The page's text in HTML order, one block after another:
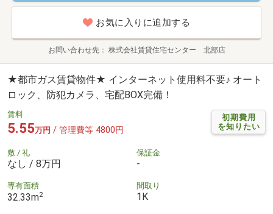
お気に入りに追加する
お問い合わせ先 株式会社賃貸住宅センター 北部店
★都市ガス賃貸物件★ インターネット使用料不要♪ オート
ロック、防犯カメラ、宅配BOX完備！
初期費用
を知りたい
賃料
5.55万円 / 管理費等 4800円
敷 / 礼
なし / 8万円
保証金
-
専有面積
32.33m2
間取り
1K